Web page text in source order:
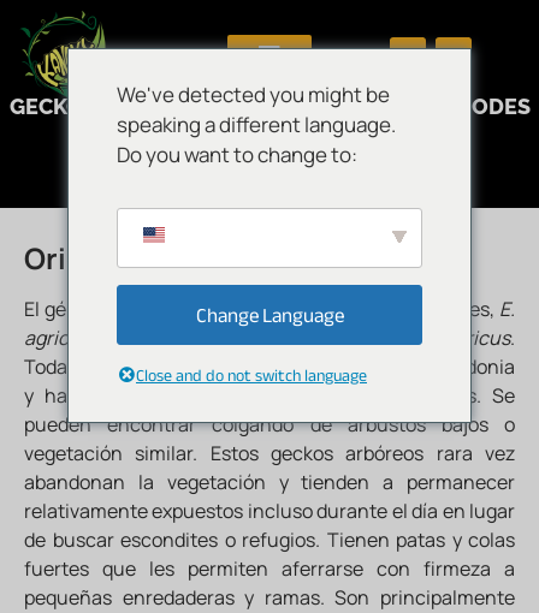
Mantenimiento
GECKO CAMALEÓN DE BAUER (EURYDACTYLODES
SP.)
Origen
El género Eurydactylodesconsta de cuatro especies, E.
agricolae, E. vieillardi, E. occidentalis
E. symmetricus.
Todas las especies son endémicas de Nueva Caledonia
y habitan en matorrales y bosques esclerófilos. Se
pueden encontrar colgando de arbustos bajos o
vegetación similar. Estos geckos arbóreos rara vez
abandonan la vegetación y tienden a permanecer
relativamente expuestos incluso durante el día en lugar
de buscar escondites o refugios. Tienen patas y colas
fuertes que les permiten aferrarse con firmeza a
pequeñas enredaderas y ramas. Son principalmente
We've detected you might be
speaking a different language.
Do you want to change to:
Change Language
Close and do not switch language